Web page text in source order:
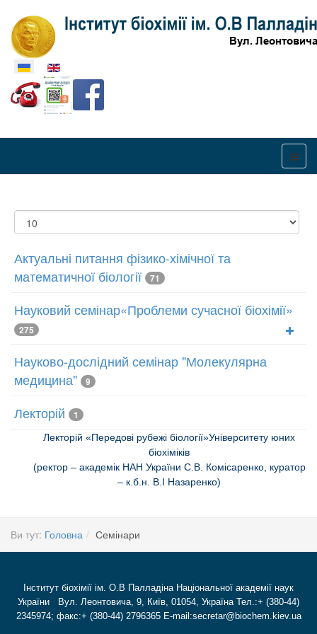
Оберіть свою мову
Показувати
Актуальні питання фізико-хімічної та
математичної біології
71
Науковий семінар«Проблеми сучасної біохімії»
275
Науково-дослідний семінар "Молекулярна
медицина"
9
Лекторій 1
Лекторій «Передові рубежі біології»Університету юних
біохіміків
(ректор – академік НАН України С.В. Комісаренко, куратор
– к.б.н. В.І Назаренко)
Ви тут: Головна Семінари
Інститут біохімії ім. О.В Палладіна Національної академії наук
України Вул. Леонтовича, 9, Київ, 01054, Україна Тел.:+ (380-44)
2345974; факс:+ (380-44) 2796365 E-mail:secretar@biochem.kiev.ua